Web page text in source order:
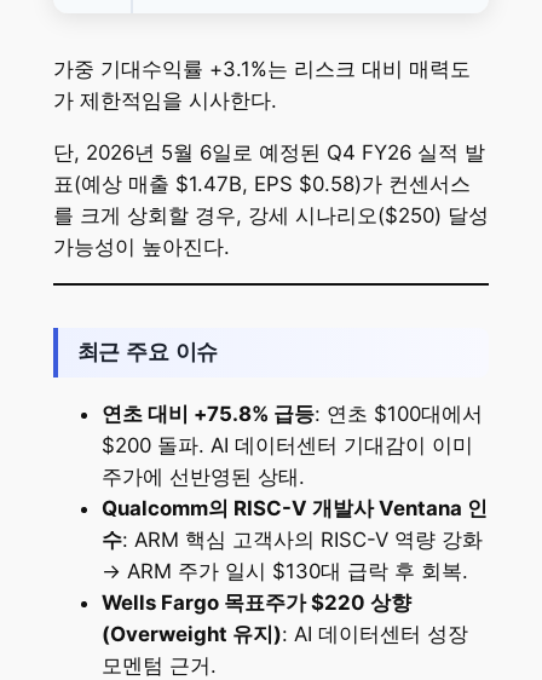
가중 기대수익률 +3.1%는 리스크 대비 매력도
가 제한적임을 시사한다.
단, 2026년 5월 6일로 예정된 Q4 FY26 실적 발
표(예상 매출 $1.47B, EPS $0.58)가 컨센서스
를 크게 상회할 경우, 강세 시나리오($250) 달성
가능성이 높아진다.
최근 주요 이슈
연초 대비 +75.8% 급등: 연초 $100대에서
$200 돌파. AI 데이터센터 기대감이 이미
주가에 선반영된 상태.
Qualcomm의 RISC-V 개발사 Ventana 인
수: ARM 핵심 고객사의 RISC-V 역량 강화
→ ARM 주가 일시 $130대 급락 후 회복.
Wells Fargo 목표주가 $220 상향
(Overweight 유지): AI 데이터센터 성장
모멘텀 근거.